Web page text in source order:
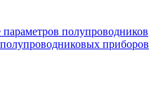
полупроводников
приборов